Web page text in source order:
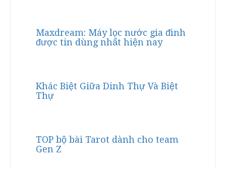
Maxdream: Máy lọc nước gia đình
được tin dùng nhất hiện nay
Khác Biệt Giữa Dinh Thự Và Biệt
Thự
TOP bộ bài Tarot dành cho team
Gen Z